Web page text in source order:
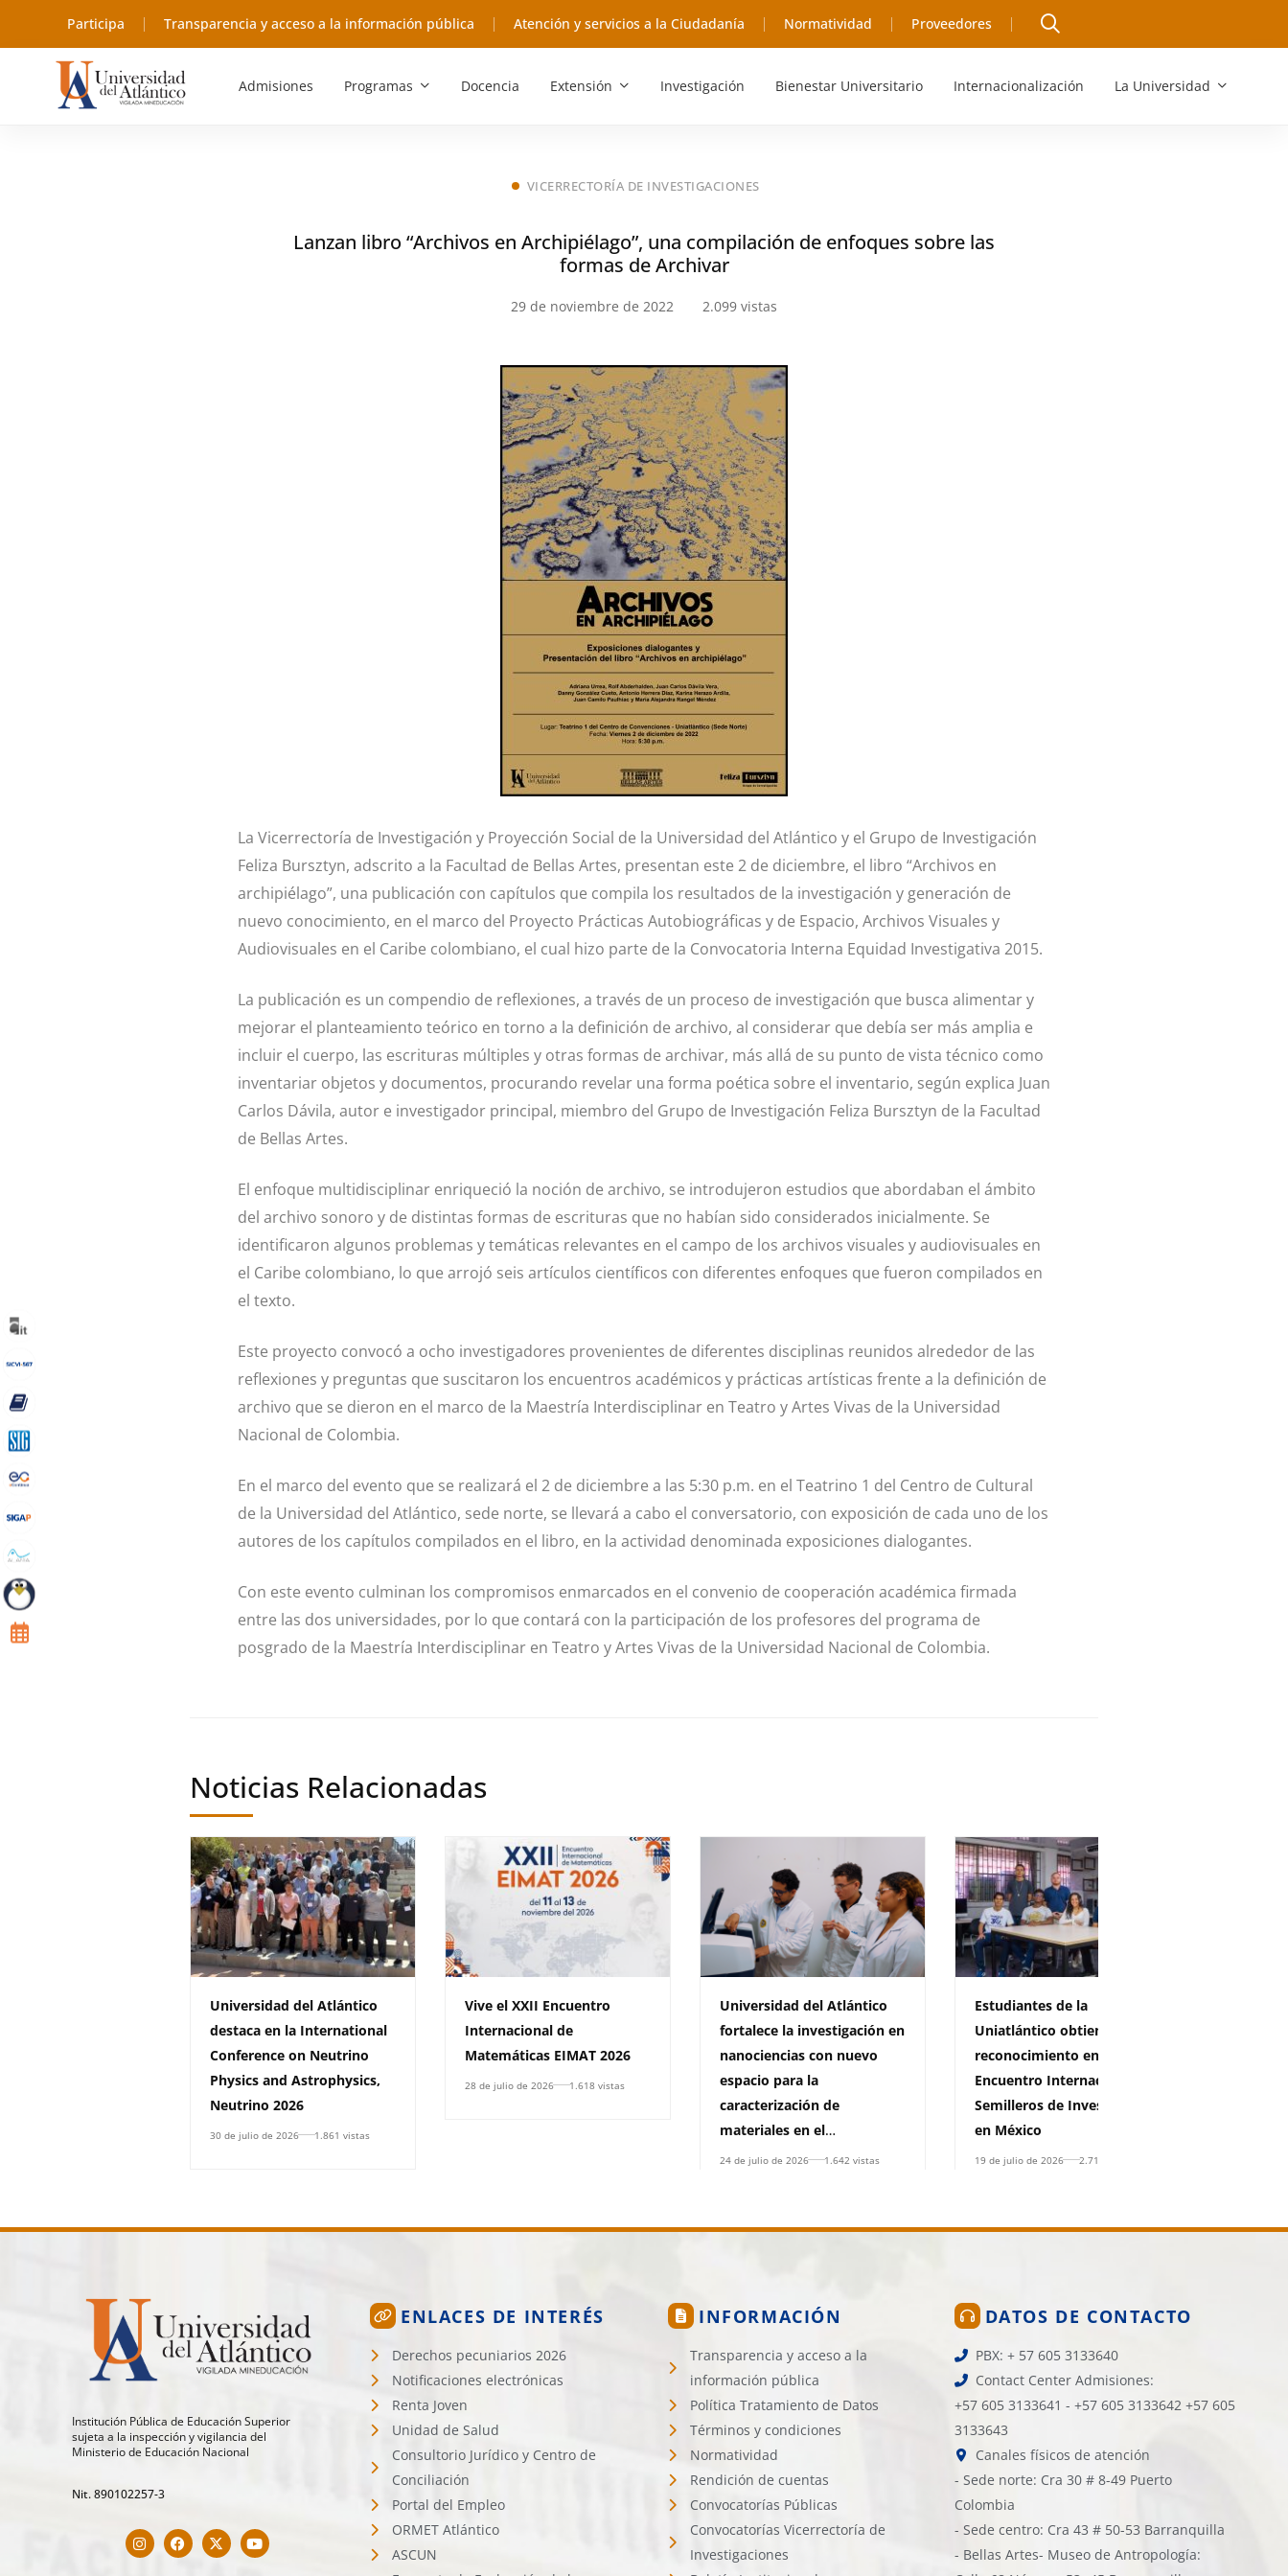
Participa Transparencia y acceso a la información pública Atención y servicios a la Ciudadanía Normatividad Proveedores
Admisiones Programas Docencia Extensión Investigación Bienestar Universitario Internacionalización La Universidad
VICERRECTORÍA DE INVESTIGACIONES
Lanzan libro “Archivos en Archipiélago”, una compilación de enfoques sobre las
formas de Archivar
29 de noviembre de 2022 2.099 vistas
La Vicerrectoría de Investigación y Proyección Social de la Universidad del Atlántico y el Grupo de Investigación
Feliza Bursztyn, adscrito a la Facultad de Bellas Artes, presentan este 2 de diciembre, el libro “Archivos en
archipiélago”, una publicación con capítulos que compila los resultados de la investigación y generación de
nuevo conocimiento, en el marco del Proyecto Prácticas Autobiográficas y de Espacio, Archivos Visuales y
Audiovisuales en el Caribe colombiano, el cual hizo parte de la Convocatoria Interna Equidad Investigativa 2015.
La publicación es un compendio de reflexiones, a través de un proceso de investigación que busca alimentar y
mejorar el planteamiento teórico en torno a la definición de archivo, al considerar que debía ser más amplia e
incluir el cuerpo, las escrituras múltiples y otras formas de archivar, más allá de su punto de vista técnico como
inventariar objetos y documentos, procurando revelar una forma poética sobre el inventario, según explica Juan
Carlos Dávila, autor e investigador principal, miembro del Grupo de Investigación Feliza Bursztyn de la Facultad
de Bellas Artes.
El enfoque multidisciplinar enriqueció la noción de archivo, se introdujeron estudios que abordaban el ámbito
del archivo sonoro y de distintas formas de escrituras que no habían sido considerados inicialmente. Se
identificaron algunos problemas y temáticas relevantes en el campo de los archivos visuales y audiovisuales en
el Caribe colombiano, lo que arrojó seis artículos científicos con diferentes enfoques que fueron compilados en
el texto.
Este proyecto convocó a ocho investigadores provenientes de diferentes disciplinas reunidos alrededor de las
reflexiones y preguntas que suscitaron los encuentros académicos y prácticas artísticas frente a la definición de
archivo que se dieron en el marco de la Maestría Interdisciplinar en Teatro y Artes Vivas de la Universidad
Nacional de Colombia.
En el marco del evento que se realizará el 2 de diciembre a las 5:30 p.m. en el Teatrino 1 del Centro de Cultural
de la Universidad del Atlántico, sede norte, se llevará a cabo el conversatorio, con exposición de cada uno de los
autores de los capítulos compilados en el libro, en la actividad denominada exposiciones dialogantes.
Con este evento culminan los compromisos enmarcados en el convenio de cooperación académica firmada
entre las dos universidades, por lo que contará con la participación de los profesores del programa de
posgrado de la Maestría Interdisciplinar en Teatro y Artes Vivas de la Universidad Nacional de Colombia.
Noticias Relacionadas
Universidad del Atlántico
destaca en la International
Conference on Neutrino
Physics and Astrophysics,
Neutrino 2026
30 de julio de 2026 1.861 vistas
Vive el XXII Encuentro
Internacional de
Matemáticas EIMAT 2026
28 de julio de 2026 1.618 vistas
Universidad del Atlántico
fortalece la investigación en
nanociencias con nuevo
espacio para la
caracterización de
materiales en el
Laboratorio de Fotoquímica
24 de julio de 2026 1.642 vistas
Estudiantes de la
Uniatlántico obtienen
reconocimiento en el I
Encuentro Internacional de
Semilleros de Investigación
en México
19 de julio de 2026 2.717 vistas
Institución Pública de Educación Superior
sujeta a la inspección y vigilancia del
Ministerio de Educación Nacional
Nit. 890102257-3
ENLACES DE INTERÉS
Derechos pecuniarios 2026
Notificaciones electrónicas
Renta Joven
Unidad de Salud
Consultorio Jurídico y Centro de
Conciliación
Portal del Empleo
ORMET Atlántico
ASCUN
INFORMACIÓN
Transparencia y acceso a la
información pública
Política Tratamiento de Datos
Términos y condiciones
Normatividad
Rendición de cuentas
Convocatorías Públicas
Convocatorías Vicerrectoría de
Investigaciones
DATOS DE CONTACTO
PBX: + 57 605 3133640
Contact Center Admisiones:
+57 605 3133641 - +57 605 3133642 +57 605
3133643
Canales físicos de atención
- Sede norte: Cra 30 # 8-49 Puerto
Colombia
- Sede centro: Cra 43 # 50-53 Barranquilla
- Bellas Artes- Museo de Antropología: